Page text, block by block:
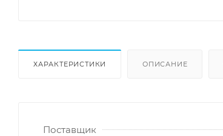
ХАРАКТЕРИСТИКИ ОПИСАНИЕ
Поставщик